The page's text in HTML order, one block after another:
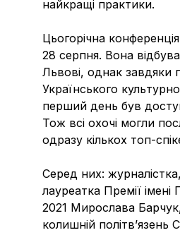
найкращі практики.
Цьогорічна
28 серпня. Вона
Львові, однак завдяки
Українського
перший день був
Тож всі охочі могли
одразу кількох топ-
Серед них:
лауреатка Премії імені
2021 Мирослава
колишній політв’язень